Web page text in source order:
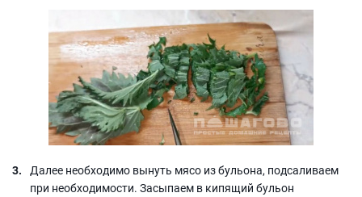
Далее необходимо вынуть мясо из бульона, подсаливаем
при необходимости. Засыпаем в кипящий бульон